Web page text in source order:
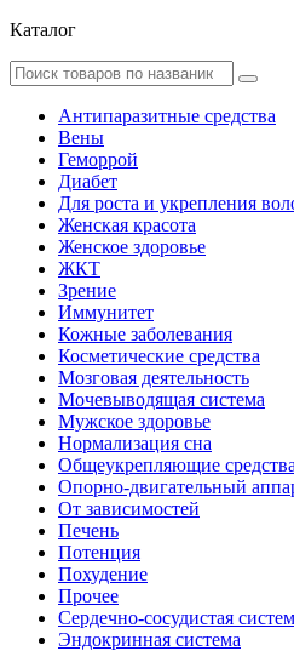
Каталог
Антипаразитные средства
Вены
Геморрой
Диабет
Для роста и укрепления
Женская красота
Женское здоровье
ЖКТ
Зрение
Иммунитет
Кожные заболевания
Косметические средства
Мозговая деятельность
Мочевыводящая система
Мужское здоровье
Нормализация сна
Общеукрепляющие средства
Опорно-двигательный
От зависимостей
Печень
Потенция
Похудение
Прочее
Сердечно-сосудистая
Эндокринная система